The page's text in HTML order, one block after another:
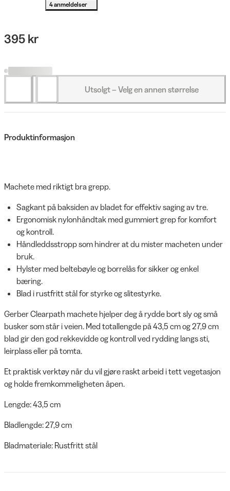
4 anmeldelser
395 kr
Utsolgt – Velg en annen størrelse
Produktinformasjon
Machete med riktigt bra grepp.
Sagkant på baksiden av bladet for effektiv saging av tre.
Ergonomisk nylonhåndtak med gummiert grep for komfort
og kontroll.
Håndleddsstropp som hindrer at du mister macheten under
bruk.
Hylster med beltebøyle og borrelås for sikker og enkel
bæring.
Blad i rustfritt stål for styrke og slitestyrke.
Gerber Clearpath machete hjelper deg å rydde bort sly og små
busker som står i veien. Med totallengde på 43,5 cm og 27,9 cm
blad gir den god rekkevidde og kontroll ved rydding langs sti,
leirplass eller på tomta.
Et praktisk verktøy når du vil gjøre raskt arbeid i tett vegetasjon
og holde fremkommeligheten åpen.
Lengde: 43,5 cm
Bladlengde: 27,9 cm
Bladmateriale: Rustfritt stål